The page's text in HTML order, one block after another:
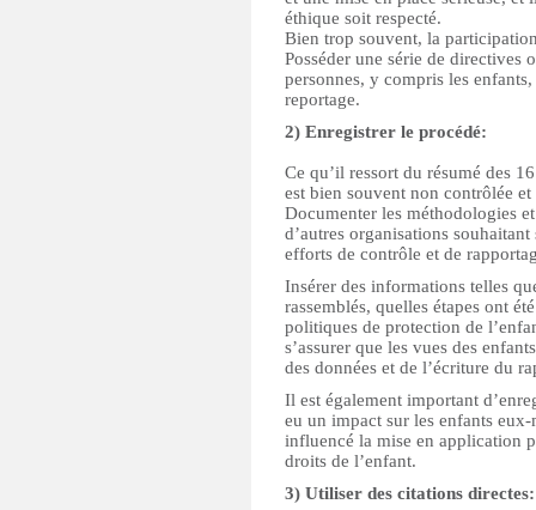
éthique soit respecté.
Bien trop souvent, la
Posséder une série de directives
personnes, y compris les
reportage.
2) Enregistrer le procédé:
Ce qu’il ressort du résumé des
est bien souvent non contrôlée
Documenter les méthodologies
d’autres organisations
efforts de contrôle et de
Insérer des informations telles
rassemblés, quelles étapes ont
politiques de protection de
s’assurer que les vues des
des données et de l’écriture du
Il est également important
eu un impact sur les enfants
influencé la mise en application
droits de l’enfant.
3) Utiliser des citations directes: